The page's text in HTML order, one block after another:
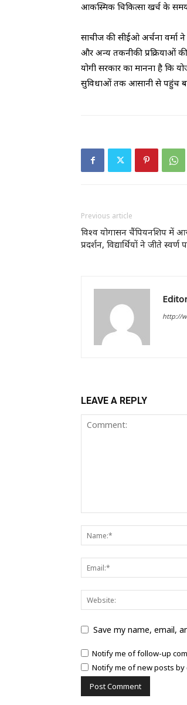
आकस्मिक चिकित्सा खर्च के समय
साचीज की सीईओ अर्चना वर्मा ने
और अन्य तकनीकी प्रक्रियाओं
योगी सरकार का मानना है कि
सुविधाओं तक आसानी से पहुंच
Previous article
विश्व योगासन चैंपियनशिप में
प्रदर्शन, विद्यार्थियों ने जीते
http://
LEAVE A REPLY
Save my name, email,
Notify me of follow-up
Notify me of new posts by